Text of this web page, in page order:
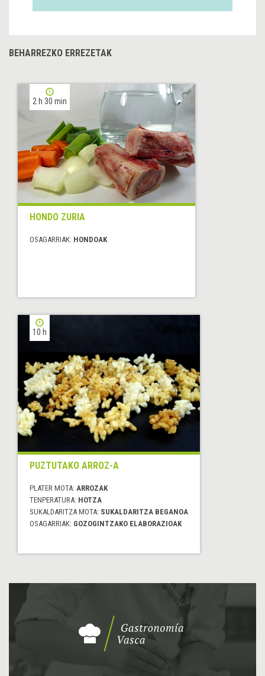
BEHARREZKO ERREZETAK
2 h 30 min
HONDO ZURIA
OSAGARRIAK: HONDOAK
10 h
PUZTUTAKO ARROZ-A
PLATER MOTA: ARROZAK
TENPERATURA: HOTZA
SUKALDARITZA MOTA: SUKALDARITZA BEGANOA
OSAGARRIAK: GOZOGINTZAKO ELABORAZIOAK